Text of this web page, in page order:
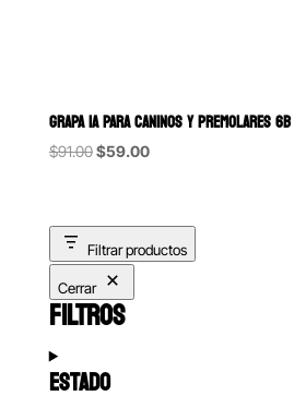
GRAPA 1A PARA CANINOS Y PREMOLARES
$91.00Original
$91.00.
$59.00Current
$59.00.
Filtrar productos
Cerrar
FILTROS
ESTADO